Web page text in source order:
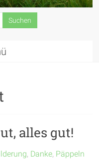
alles gut!
, Danke, Päppeln